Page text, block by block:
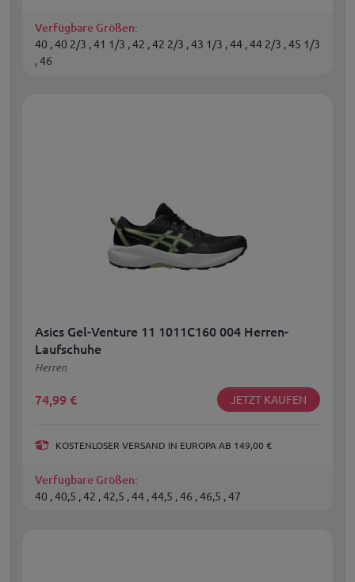
Verfügbare Größen:
40 , 40 2/3 , 41 1/3 , 42 , 42 2/3 , 43 1/3 , 44 , 44 2/3 , 45 1/3
, 46
Asics Gel-Venture 11 1011C160 004 Herren-
Laufschuhe
Herren
74,99 € JETZT KAUFEN
KOSTENLOSER VERSAND IN EUROPA AB 149,00 €
Verfügbare Größen:
40 , 40,5 , 42 , 42,5 , 44 , 44,5 , 46 , 46,5 , 47